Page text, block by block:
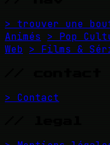
> trouver une
Animés
> Pop
Web > Films &
> Contact